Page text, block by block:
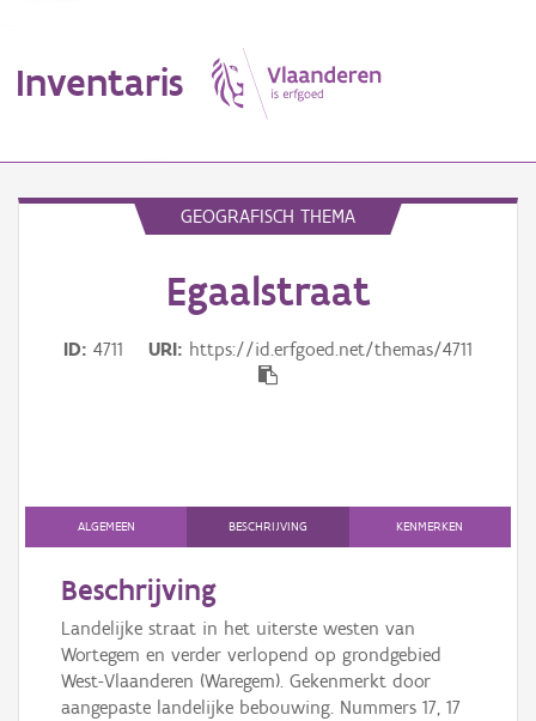
Inventaris
Aanduidingsobject
Persoon of collectief
Downloads
Hergebruik
Aanmelden
GEOGRAFISCH THEMA
Egaalstraat
ID 4711 URI https://id.erfgoed.net/themas/4711
ALGEMEEN BESCHRIJVING KENMERKEN
Beschrijving
Landelijke straat in het uiterste westen van
Wortegem en verder verlopend op grondgebied
West-Vlaanderen (Waregem). Gekenmerkt door
aangepaste landelijke bebouwing. Nummers 17, 17